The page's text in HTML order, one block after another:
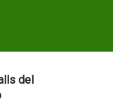
del